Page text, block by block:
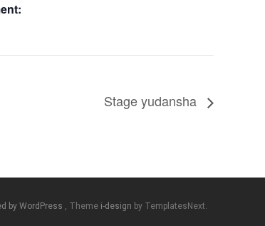
Stage yudansha
by WordPress , Theme i-design by TemplatesNext.